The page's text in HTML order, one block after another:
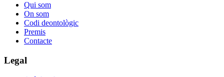
Qui som
On som
Codi deontològic
Premis
Contacte
Legal